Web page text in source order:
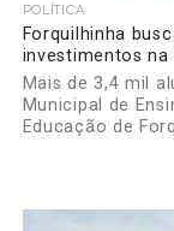
POLÍTICA
Forquilhinha
investimentos na
Mais de 3,4 mil
Municipal de
Educação de